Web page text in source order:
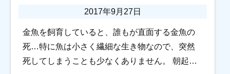
2017年9月27日
金魚を飼育していると、誰もが直面する金魚の
死…特に魚は小さく繊細な生き物なので、突然
死してしまうことも少なくありません。 朝起き